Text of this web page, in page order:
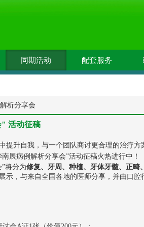
同期活动 配套服务
" 活动征稿
升自我，与一个团队商讨更合理的治疗方
展病例解析分享会”活动征稿火热进行中！
将分为修复、牙周、种植、牙体牙髓、正畸
示，与来自全国各地的医师分享，并由口腔
析分享会